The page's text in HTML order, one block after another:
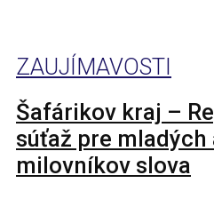
ZAUJÍMAVOSTI
Šafárikov kraj –
súťaž pre mladých
milovníkov slova